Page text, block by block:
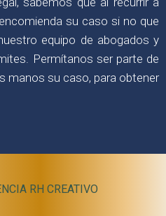
su caso si no que
equipo de abogados y
Permítanos ser parte de
manos su caso, para obtener
RH CREATIVO